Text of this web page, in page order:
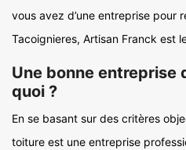
vous avez d’une entreprise pour
Tacoignieres, Artisan Franck est
Une bonne entreprise
quoi ?
En se basant sur des critères
toiture est une entreprise